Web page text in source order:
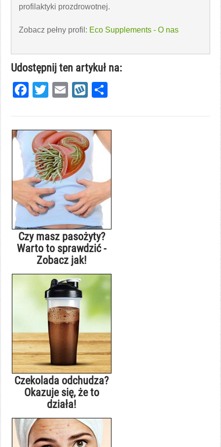
profilaktyki prozdrowotnej.
Zobacz pełny profil: Eco Supplements - O nas
Udostępnij ten artykuł na:
Facebook
Twitter
EmailWykop
Czy masz pasożyty?
Warto to sprawdzić -
Zobacz jak!
Czekolada odchudza?
Okazuje się, że to
działa!